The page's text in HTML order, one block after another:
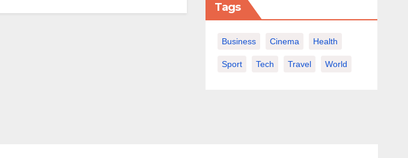
Tags
Business Cinema Health
Sport Tech Travel World